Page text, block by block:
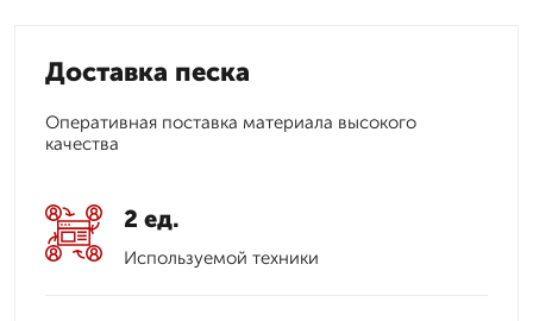
Доставка песка
Оперативная поставка материала высокого
качества
2 ед.
Используемой техники